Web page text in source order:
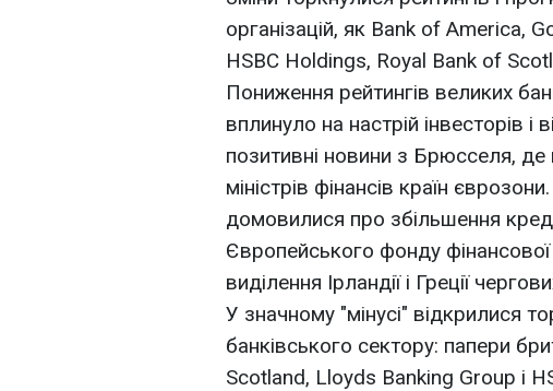
організацій, як Bank of America,
HSBC Holdings, Royal Bank of
Пониження рейтингів великих
вплинуло на настрій інвесторів і
позитивні новини з Брюсселя,
міністрів фінансів країн
домовилися про збільшення
Європейського фонду фінансової
виділення Ірландії і Греції
У значному "мінусі" відкрилися
банківського сектору: папери
Scotland, Lloyds Banking Group і